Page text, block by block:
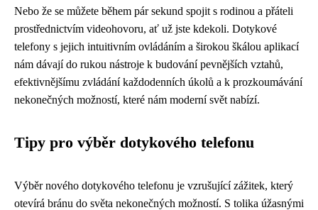
Nebo že se můžete během pár sekund spojit s rodinou a přáteli
prostřednictvím videohovoru, ať už jste kdekoli. Dotykové
telefony s jejich intuitivním ovládáním a širokou škálou aplikací
nám dávají do rukou nástroje k budování pevnějších vztahů,
efektivnějšímu zvládání každodenních úkolů a k prozkoumávání
nekonečných možností, které nám moderní svět nabízí.
Tipy pro výběr dotykového telefonu
Výběr nového dotykového telefonu je vzrušující zážitek, který
otevírá bránu do světa nekonečných možností. S tolika úžasnými